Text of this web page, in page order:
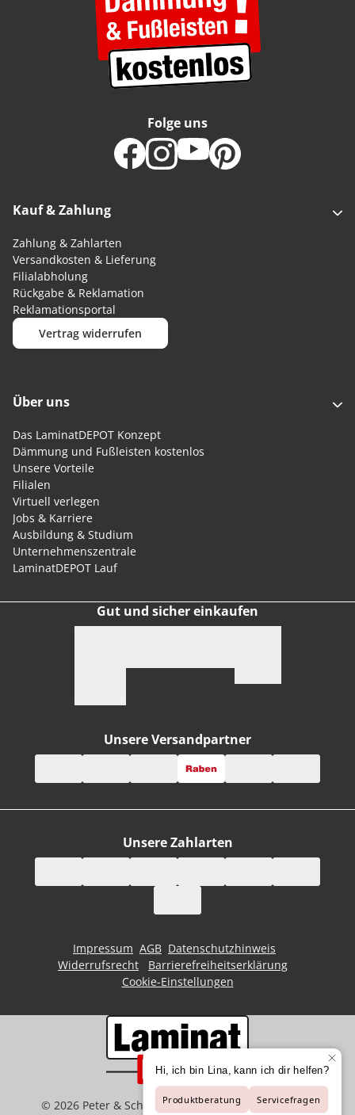
Kauf & Zahlung
Zahlung & Zahlarten
Versandkosten & Lieferung
Filialabholung
Rückgabe & Reklamation
Reklamationsportal
Vertrag widerrufen
Folge uns
Über uns
Das LaminatDEPOT Konzept
Dämmung und Fußleisten kostenlos
Unsere Vorteile
Filialen
Virtuell verlegen
Jobs & Karriere
Ausbildung & Studium
Unternehmenszentrale
LaminatDEPOT Lauf
Gut und sicher einkaufen
Unsere Zahlarten
Unsere Versandpartner
Impressum AGB Datenschutzhinweis
Widerrufsrecht
Barrierefreiheitserklärung
Cookie-Einstellungen
© 2026 Peter & Schaffart GmbH | Der Spezialist für